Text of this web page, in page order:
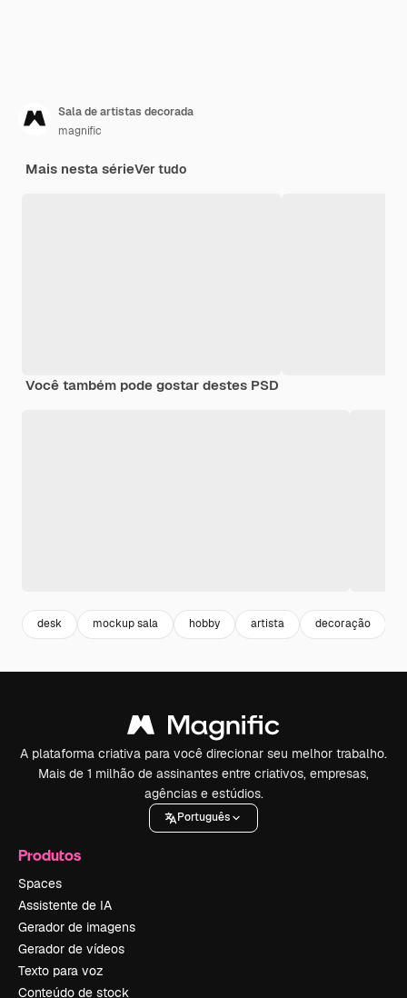
Sala de artistas decorada
magnific
Mais nesta sérieVer tudo
Você também pode gostar destes PSD
desk mockup sala hobby artista decoração
A plataforma criativa para você direcionar seu melhor trabalho.
Mais de 1 milhão de assinantes entre criativos, empresas,
agências e estúdios.
Português
Produtos
Spaces
Assistente de IA
Gerador de imagens
Gerador de vídeos
Texto para voz
Conteúdo de stock